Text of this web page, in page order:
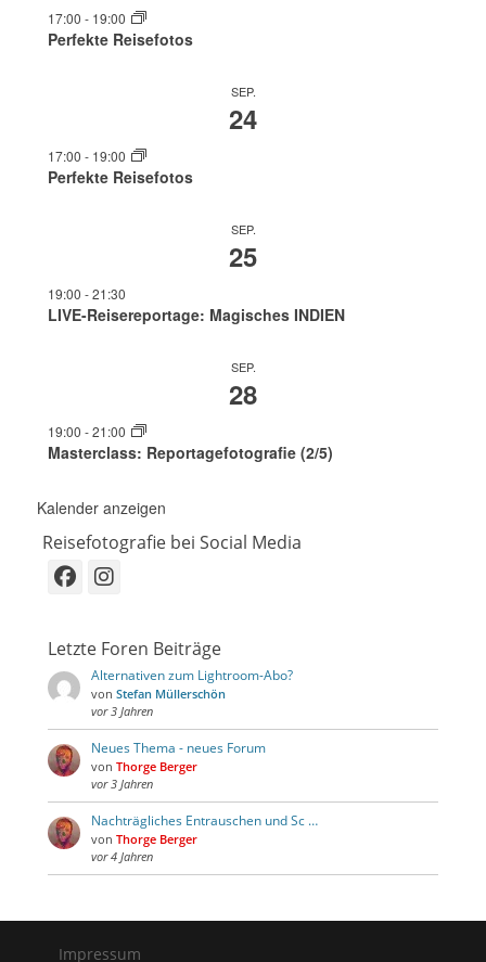
17:00 - 19:00
Perfekte Reisefotos
SEP.
24
17:00 - 19:00
Perfekte Reisefotos
SEP.
25
19:00 -21:30
LIVE-Reisereportage: Magisches INDIEN
SEP.
28
19:00 -21:00
Masterclass: Reportagefotografie (2/5)
Kalender anzeigen
Reisefotografie bei Social Media
Facebook
Instagram
Letzte Foren Beiträge
Alternativen zum Lightroom-Abo?
von Stefan Müllerschön
vor 3 Jahren
Neues Thema - neues Forum
von Thorge Berger
vor 3 Jahren
Nachträgliches Entrauschen und Sc …
von Thorge Berger
vor 4 Jahren
Impressum